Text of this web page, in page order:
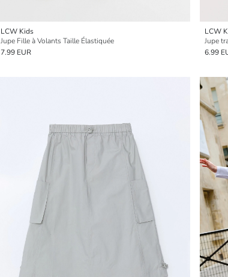
LCW Kids
Jupe Fille à Volants Taille Élastiquée
7.99 EUR
LCW
Jupe
6.99